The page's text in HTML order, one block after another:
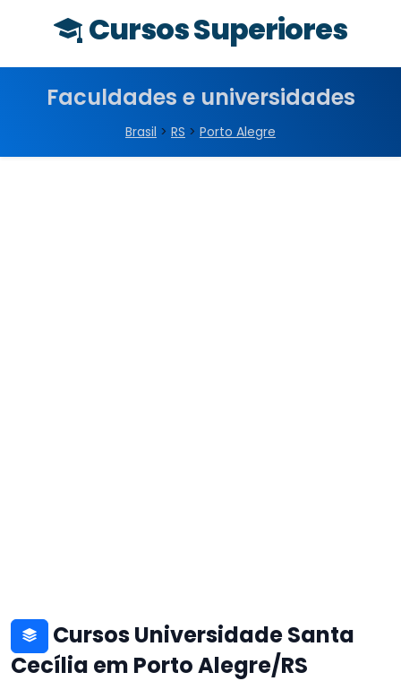
Cursos Superiores
Faculdades e universidades
Brasil > RS > Porto Alegre
Cursos Universidade Santa
Cecília em Porto Alegre/RS